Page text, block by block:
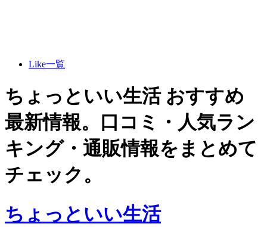
Like一覧
ちょっといい生活 おすすめ
最新情報。口コミ・人気ラン
キング・通販情報をまとめて
チェック。
ちょっといい生活